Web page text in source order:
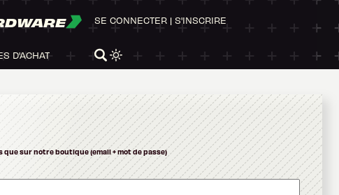
D'ACHAT
SE CONNECTER | S'INSCRIRE
sur notre boutique (email + mot de passe)